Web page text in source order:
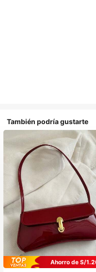
También podría gustarte
Ahorro de S/